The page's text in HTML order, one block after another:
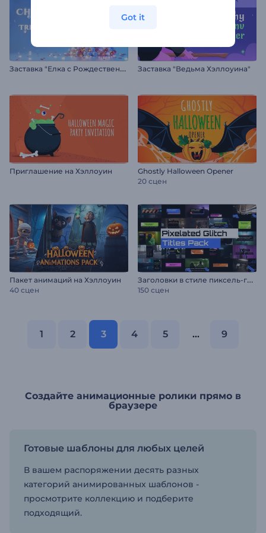
З
аставка "Елка с Рождественскими шарами" Заставка "Ведьма Хэллоуина"
Приглашение на Хэллоуин
Ghostly Halloween Opener
20 сцен
Пакет анимаций на Хэллоуин
40 сцен
З
аголовки в стиле пиксель-глитч
150 сцен
1 2 3 4 5 ... 9
Создайте анимационные ролики прямо в
браузере
Готовые шаблоны для любых целей
В вашем распоряжении десять разных
категорий анимированных шаблонов -
просмотрите коллекцию и подберите
подходящий.
Got it